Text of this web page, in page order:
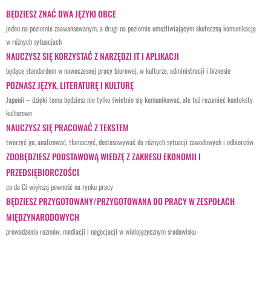
BĘDZIESZ ZNAĆ DWA JĘZYKI OBCE
jeden na poziomie zaawansowanym, a drugi na poziomie umożliwiającym skuteczną komunikację
w różnych sytuacjach
NAUCZYSZ SIĘ KORZYSTAĆ Z NARZĘDZI IT I APLIKACJI
będące standardem w nowoczesnej pracy biurowej, w kulturze, administracji i biznesie
POZNASZ JĘZYK, LITERATURĘ I KULTURĘ
Japonii – dzięki temu będziesz nie tylko świetnie się komunikować, ale też rozumieć konteksty
kulturowe
NAUCZYSZ SIĘ PRACOWAĆ Z TEKSTEM
tworzyć go, analizować, tłumaczyć, dostosowywać do różnych sytuacji zawodowych i odbiorców
ZDOBĘDZIESZ PODSTAWOWĄ WIEDZĘ Z ZAKRESU EKONOMII I
PRZEDSIĘBIORCZOŚCI
co da Ci większą pewność na rynku pracy
BĘDZIESZ PRZYGOTOWANY/PRZYGOTOWANA DO PRACY W ZESPOŁACH
MIĘDZYNARODOWYCH
prowadzenia rozmów, mediacji i negocjacji w wielojęzycznym środowisku